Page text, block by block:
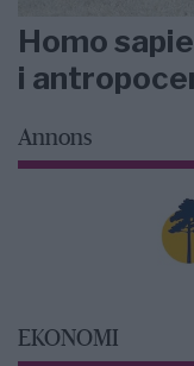
Homo
i
Annons
EKONOMI